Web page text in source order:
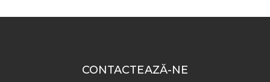
CONTACTEAZĂ-NE